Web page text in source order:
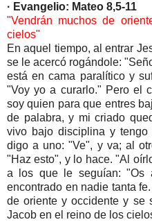
· Evangelio: Mateo 8,5-11
"Vendrán muchos de
cielos"
En aquel tiempo, al entrar
se le acercó rogándole:
está en cama paralítico y
"Voy yo a curarlo." Pero el
soy quien para que entres
de palabra, y mi criado
vivo bajo disciplina y
digo a uno: "Ve", y va; al
"Haz esto", y lo hace. "Al
a los que le seguían: "Os
encontrado en nadie tanta
de oriente y occidente y se
Jacob en el reino de los